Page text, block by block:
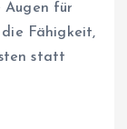
Augen für
Fähigkeit,
statt